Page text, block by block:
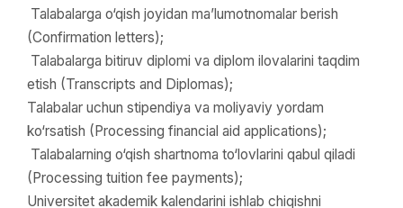
Talabalarga o‘qish joyidan ma’lumotnomalar berish
(Confirmation letters);
Talabalarga bitiruv diplomi va diplom ilovalarini taqdim
etish (Transcripts and Diplomas);
Talabalar uchun stipendiya va moliyaviy yordam
ko‘rsatish (Processing financial aid applications);
Talabalarning o‘qish shartnoma to‘lovlarini qabul qiladi
(Processing tuition fee payments);
Universitet akademik kalendarini ishlab chiqishni